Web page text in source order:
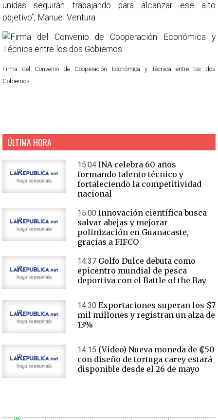
unidas seguirán trabajando para alcanzar ese alto
objetivo”, Manuel Ventura.
Firma del Convenio de Cooperación Económica y Técnica entre los dos
Gobiernos.
ÚLTIMA HORA
15:04 INA celebra 60 años
formando talento técnico y
fortaleciendo la competitividad
nacional
15:00 Innovación científica busca
salvar abejas y mejorar
polinización en Guanacaste,
gracias a FIFCO
14:37 Golfo Dulce debuta como
epicentro mundial de pesca
deportiva con el Battle of the Bay
14:30 Exportaciones superan los $7
mil millones y registran un alza de
13%
14:15 (Video) Nueva moneda de ₡50
con diseño de tortuga carey estará
disponible desde el 26 de mayo